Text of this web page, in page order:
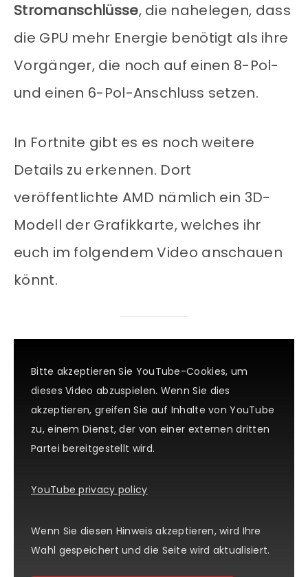
Stromanschlüsse, die nahelegen, dass
die GPU mehr Energie benötigt als ihre
Vorgänger, die noch auf einen 8-Pol-
und einen 6-Pol-Anschluss setzen.
In Fortnite gibt es es noch weitere
Details zu erkennen. Dort
veröffentlichte AMD nämlich ein 3D-
Modell der Grafikkarte, welches ihr
euch im folgendem Video anschauen
könnt.
Bitte akzeptieren Sie YouTube-Cookies, um
dieses Video abzuspielen. Wenn Sie dies
akzeptieren, greifen Sie auf Inhalte von YouTube
zu, einem Dienst, der von einer externen dritten
Partei bereitgestellt wird.
YouTube privacy policy
Wenn Sie diesen Hinweis akzeptieren, wird Ihre
Wahl gespeichert und die Seite wird aktualisiert.